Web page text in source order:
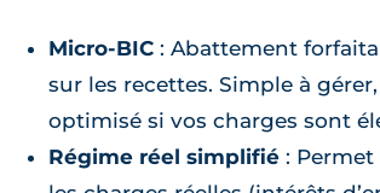
Micro-BIC : Abattement
sur les recettes. Simple à
optimisé si vos charges sont
Régime réel simplifié :